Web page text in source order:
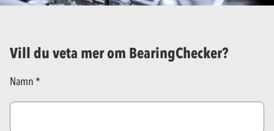
Vill du veta mer om BearingChecker?
Namn